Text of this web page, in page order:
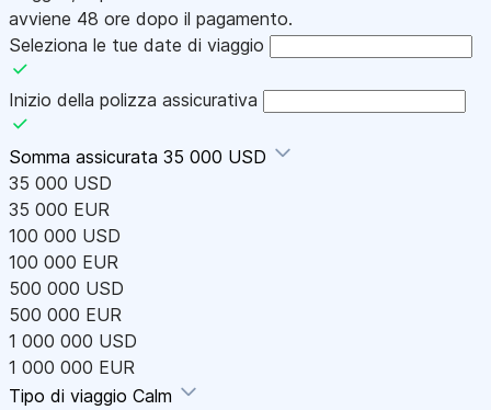
avviene 48 ore dopo il pagamento.
Seleziona le tue date di viaggio
Inizio della polizza assicurativa
Somma assicurata 35 000 USD
35 000 USD
35 000 EUR
100 000 USD
100 000 EUR
500 000 USD
500 000 EUR
1 000 000 USD
1 000 000 EUR
Tipo di viaggio Calm